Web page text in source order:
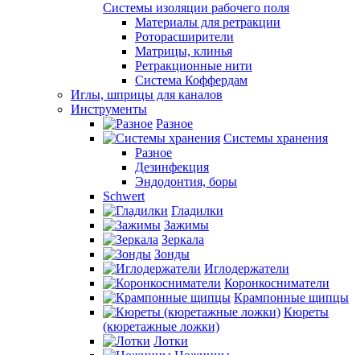
Системы изоляции рабочего поля
Материалы для ретракции
Роторасширители
Матрицы, клинья
Ретракционные нити
Система Коффердам
Иглы, шприцы для каналов
Инструменты
Разное
Системы хранения
Разное
Дезинфекция
Эндодонтия, боры
Schwert
Гладилки
Зажимы
Зеркала
Зонды
Иглодержатели
Коронкосниматели
Крампонные щипцы
Кюреты
(кюретажные ложки)
Лотки